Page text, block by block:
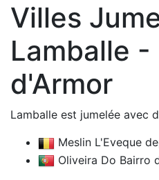
Villes
Lamballe
d'Armor
Lamballe est jumelée avec
Meslin L'Eveque
Oliveira Do Bairro